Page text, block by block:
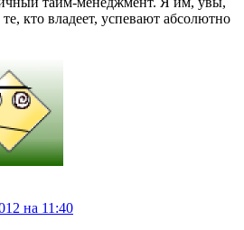
кто владеет, успевают абсолютно
на 11:40